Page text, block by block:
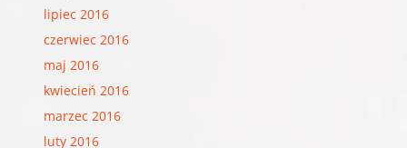
lipiec 2016
czerwiec 2016
maj 2016
kwiecień 2016
marzec 2016
luty 2016